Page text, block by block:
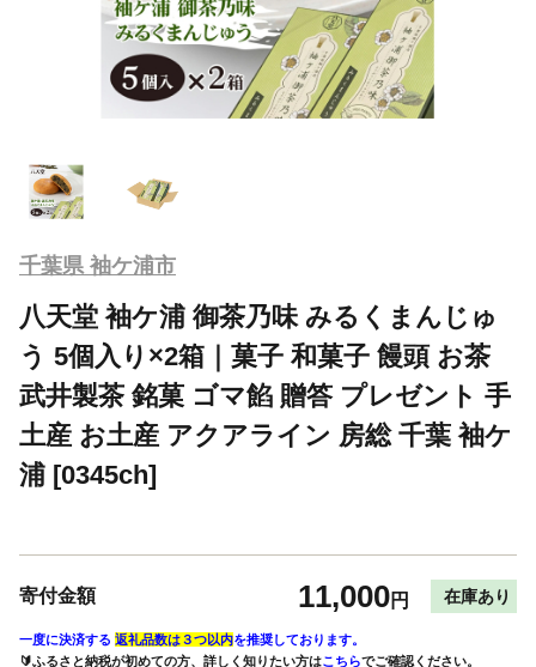
千葉県 袖ケ浦市
八天堂 袖ケ浦 御茶乃味 みるくまんじゅ
う 5個入り×2箱｜菓子 和菓子 饅頭 お茶
武井製茶 銘菓 ゴマ餡 贈答 プレゼント 手
土産 お土産 アクアライン 房総 千葉 袖ケ
浦 [0345ch]
寄付金額 11,000円 在庫あり
一度に決済する 返礼品数は３つ以内を推奨しております。
🔰ふるさと納税が初めての方、詳しく知りたい方はこちらでご確認ください。